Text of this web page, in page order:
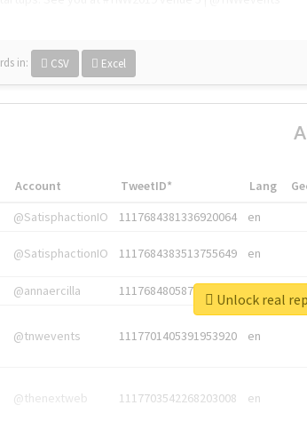
in: CSV Excel
Account TweetID* Lang
@SatisphactionIO 1117684381336920064 en
@SatisphactionIO 1117684383513755649 en
@annaercilla 1117684805876027392
@tnwevents 1117701405391953920 en
@thenextweb 1117703542268203008 en
Unlock real